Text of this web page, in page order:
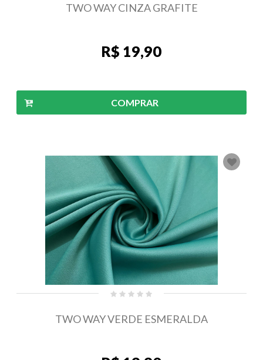
TWO WAY CINZA GRAFITE
R$ 19,90
COMPRAR
TWO WAY VERDE ESMERALDA